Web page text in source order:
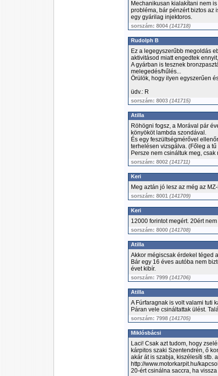
Mechanikusan kialakítani nem
probléma, bár pénzért biztos az
egy gyárilag injektoros.
sorszám: 8004 (141718)
Rudolph B
Ez a legegyszerűbb megoldás
aktivitásod miatt engedtek
A gyárban is tesznek
melegedés/hűlés...
Örülök, hogy ilyen egyszerűen
üdv.: R
sorszám: 8003 (141715)
Atilla
Röhögni fogsz, a Morával pár
könyököt lambda szondával.
És egy feszültségmérővel
terhelésen vizsgálva. (Főleg a
Persze nem csináltuk meg,
sorszám: 8002 (141711)
Keri
Meg aztán jó lesz az még az
sorszám: 8001 (141709)
Keri
12000 forintot megért. 20ért
sorszám: 8000 (141708)
Atilla
Akkor mégiscsak érdekel téged
Bár egy 16 éves autóba nem
évet kibír.
sorszám: 7999 (141706)
Atilla
A Fúrfaragnak is volt valami tuti
Páran vele csináltattak ülést.
sorszám: 7998 (141705)
Miklósbácsi
Laci! Csak azt tudom, hogy
kárpitos szaki Szentendrén, ő
akár át is szabja, kiszélesíti stb.
http://www.motorkarpit.hu/
20-ért csinálna saccra, ha